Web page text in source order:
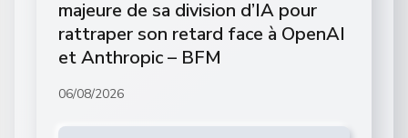
majeure de sa division d’IA pour
rattraper son retard face à OpenAI
et Anthropic – BFM
06/08/2026